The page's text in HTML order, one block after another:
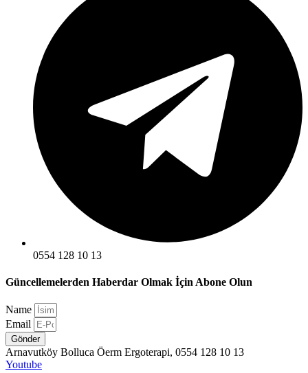
0554 128 10 13
Güncellemelerden Haberdar Olmak İçin Abone Olun
Name
Email
Gönder
Arnavutköy Bolluca Öerm Ergoterapi, 0554 128 10 13
Youtube